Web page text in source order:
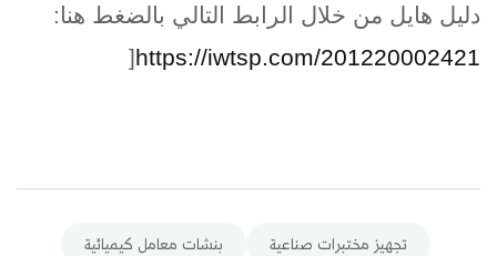
دليل هايل من خلال الرابط التالي بالضغط هنا:
https://iwtsp.com/201220002421
]
تجهيز مختبرات صناعية بنشات معامل كيميائية